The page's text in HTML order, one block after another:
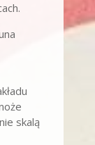
skalą